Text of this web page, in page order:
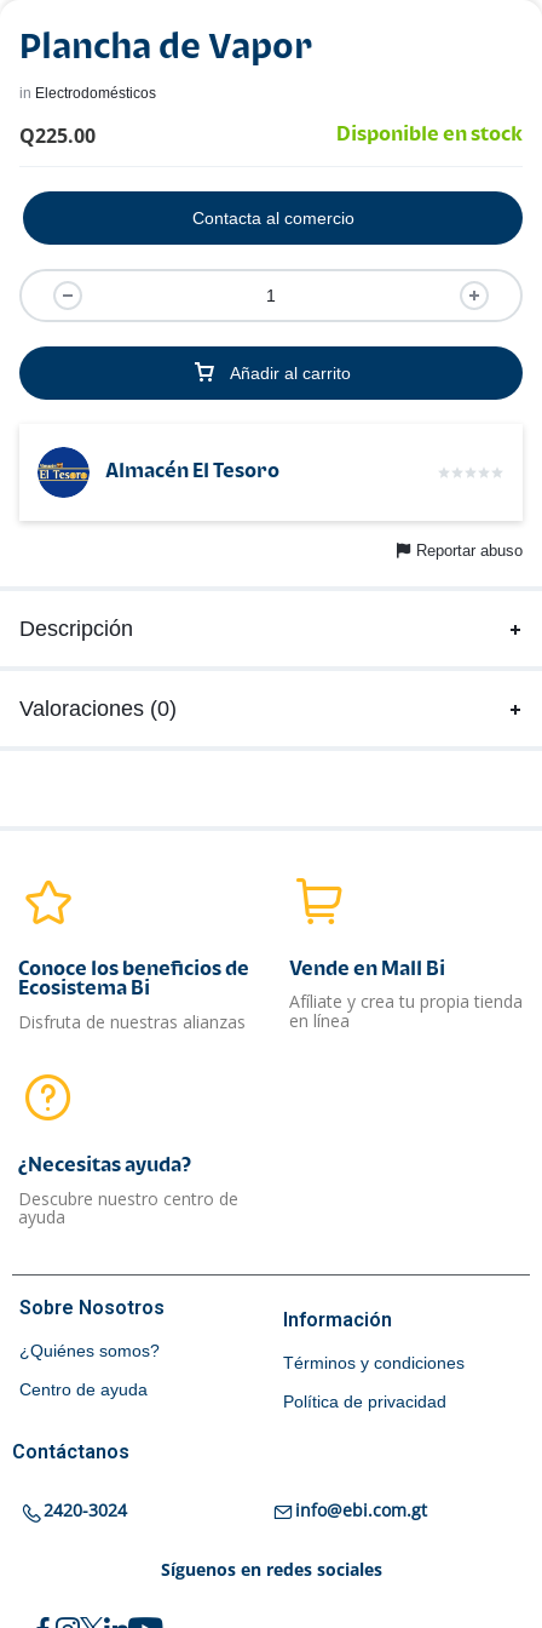
Plancha de Vapor
in Electrodomésticos
Q225.00 Disponible en stock
Añadir al carrito
Contacta al comercio
Almacén El Tesoro
Reportar abuso
Descripción
Valoraciones (0)
Conoce los beneficios de
Ecosistema Bi
Disfruta de nuestras alianzas
Vende en Mall Bi
Afíliate y crea tu propia tienda
en línea
¿Necesitas ayuda?​
Descubre nuestro centro de
ayuda
Sobre Nosotros
¿Quiénes somos?
Centro de ayuda
Información
Términos y condiciones
Política de privacidad
Contáctanos
2420-3024 info@ebi.com.gt
Síguenos en redes sociales